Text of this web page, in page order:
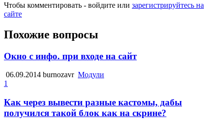
Чтобы комментировать - войдите или зарегистрируйтесь на
сайте
Похожие вопросы
Окно с инфо. при входе на сайт
06.09.2014 burnozavr Модули
1
Как через вывести разные кастомы, дабы
получился такой блок как на скрине?